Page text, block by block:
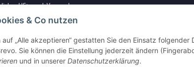
& Co nutzen
auf „Alle akzeptieren“ gestatten Sie den Einsatz folgender
Sie können die Einstellung jederzeit ändern
und in unserer Datenschutzerklärung.
USt., zzgl.Versand